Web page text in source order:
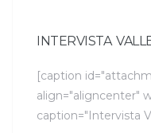
INTERVISTA
[caption
align="aligncenter"
caption="Intervista